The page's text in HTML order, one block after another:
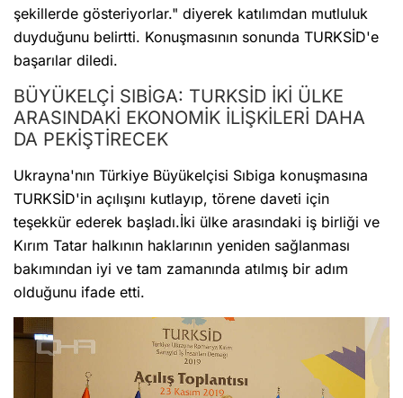
şekillerde gösteriyorlar." diyerek katılımdan mutluluk
duyduğunu belirtti. Konuşmasının sonunda TURKSİD'e
başarılar diledi.
BÜYÜKELÇİ SIBİGA: TURKSİD İKİ ÜLKE
ARASINDAKİ EKONOMİK İLİŞKİLERİ DAHA
DA PEKİŞTİRECEK
Ukrayna'nın Türkiye Büyükelçisi Sıbiga konuşmasına
TURKSİD'in açılışını kutlayıp, törene daveti için
teşekkür ederek başladı.İki ülke arasındaki iş birliği ve
Kırım Tatar halkının haklarının yeniden sağlanması
bakımından iyi ve tam zamanında atılmış bir adım
olduğunu ifade etti.